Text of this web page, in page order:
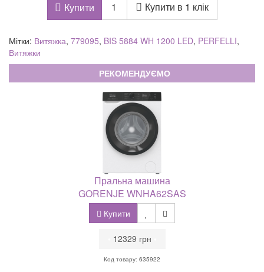
Купити Купити в 1 клік
Мітки: Витяжка, 779095, BIS 5884 WH 1200 LED, PERFELLI,
Витяжки
РЕКОМЕНДУЄМО
Пральна машина
GORENJE WNHA62SAS
Купити
12329 грн
Код товару: 635922